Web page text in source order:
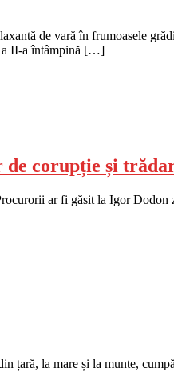
de vară în frumoasele
a II-a întâmpină […]
corupție și
ar fi găsit la Igor Dodon
țară, la mare și la munte,